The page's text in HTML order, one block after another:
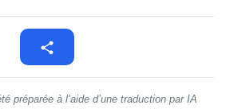
préparée à l’aide d’une traduction par IA